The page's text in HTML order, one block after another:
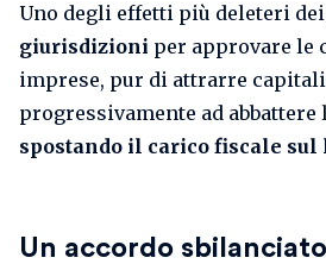
Uno degli effetti più deleteri
giurisdizioni per approvare le
imprese, pur di attrarre
progressivamente ad
spostando il carico fiscale sul
Un accordo